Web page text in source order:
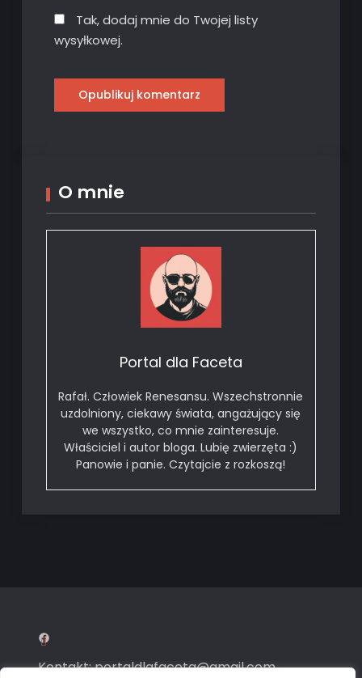
Tak, dodaj mnie do Twojej listy
wysyłkowej.
O mnie
Portal dla Faceta
Rafał. Człowiek Renesansu. Wszechstronnie
uzdolniony, ciekawy świata, angażujący się
we wszystko, co mnie zainteresuje.
Właściciel i autor bloga. Lubię zwierzęta :)
Panowie i panie. Czytajcie z rozkoszą!
Facebook
Kontakt:portaldlafaceta@gmail.com